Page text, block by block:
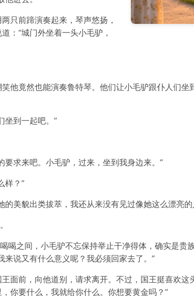
只前蹄演奏起来，琴声悠扬，
：“城门外坐着一头小毛驴，
他竟然也能演奏鲁特琴。他们让小毛驴跟仆人们
坐到一起吧。”
求来吧。小毛驴，过来，坐到我身边来。”
样？”
美貌出类拔萃，我还从来没有见过像她这么漂亮的
喝之间，小毛驴不忘保持举止干净得体，确实是贵
说又有什么意义呢？我必须回家去了。”
面前，向他道别，请求离开。不过，国王挺喜欢这
你要什么，我就给你什么。你想要黄金吗？”